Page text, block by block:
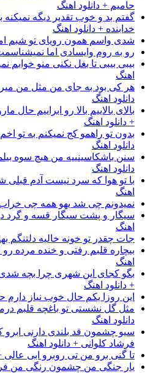
حامیم + دانلود اهنگ
گفتم بد و خوب تقدیر دیگه نمیکنه
خدابنده + دانلود اهنگ
شدی واسم همون رویای تو شبم
رو به روم وایسادی اما
بیبی بیبی تا بغل نکنی منو خوابم
اهنگ
هر کی بود به جای من مثل من
دانلود اهنگ
بالای بالاییم بالا رو ابراییم حال
+ دانلود اهنگ
بدون تو راهمو کج نمیکنم به تو
دانلود اهنگ
سنن باشکاسینییه من هیچ سوه
دانلود اهنگ
با تو هوا که سرد نیست آدم قبلی
اهنگ
نمیدونم چی شد یهو همه چی
سیگار و پشت سیگار قسه و گرد
اهنگ
جات چقدر تو خونه خالیه دلتنگم
بیچاره قلبم رفتی و خنده مرده رو
اهنگ
بگو کجای این شهری چرا بچه شدی
+ دانلود اهنگ
این روزا یکم حال خوب نیاز دارم
مثل گل نشستی تو باغچه قلبم
دانلود اهنگ
سیو چشمون قد بلندی دارنی
فرشاد کلوانی + دانلود اهنگ
تا گنی برو من تی روبرو ابی عالی
یار جنگی من چشمون رنگی من